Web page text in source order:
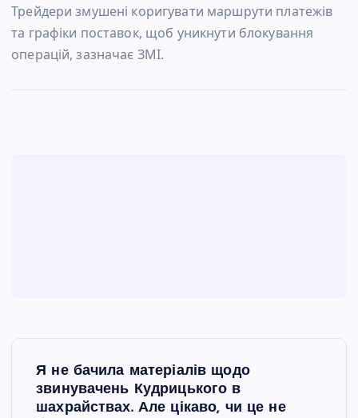
Трейдери змушені коригувати маршрути платежів
та графіки поставок, щоб уникнути блокування
операцій, зазначає ЗМІ.
Я не бачила матеріалів щодо
звинувачень Кудрицького в
шахрайствах. Але цікаво, чи це не